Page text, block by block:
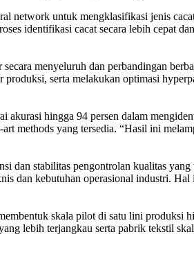
network untuk mengklasifikasi jenis
identifikasi cacat secara lebih cepat
menyeluruh dan perbandingan
serta melakukan optimasi
hingga 94 persen dalam
methods yang tersedia. “Hasil ini
dan stabilitas pengontrolan kualitas
dan kebutuhan operasional industri.
skala pilot di satu lini produksi
lebih terjangkau serta pabrik tekstil